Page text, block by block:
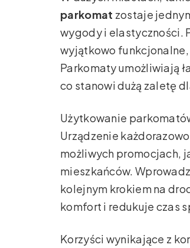
parkomat zostaje
wygody i elastyczności.
wyjątkowo
Parkomaty umożliwiają
co stanowi dużą zaletę
Użytkowanie
Urządzenie
możliwych promocjach,
mieszkańców.
kolejnym krokiem na
komfort i redukuje czas
Korzyści wynikające z